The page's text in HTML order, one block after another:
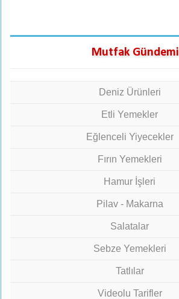
Mutfak Gündemi
Deniz Ürünleri
Etli Yemekler
Eğlenceli Yiyecekler
Fırın Yemekleri
Hamur İşleri
Pilav - Makarna
Salatalar
Sebze Yemekleri
Tatlılar
Videolu Tarifler